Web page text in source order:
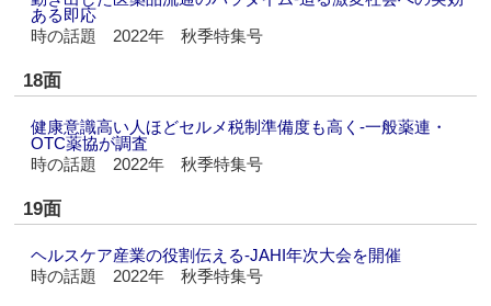
ある即応
時の話題 2022年 秋季特集号
18面
健康意識高い人ほどセルメ税制準備度も高く‐一般薬連・
OTC薬協が調査
時の話題 2022年 秋季特集号
19面
ヘルスケア産業の役割伝える‐JAHI年次大会を開催
時の話題 2022年 秋季特集号